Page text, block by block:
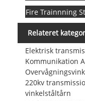
Fire Trainnning
Relateret
Elektrisk
Kommunikation
220kv
vinkelståltårn